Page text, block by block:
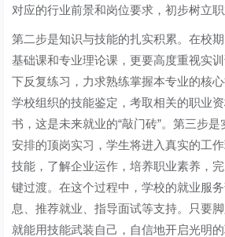
对应的行业前景和岗位要求，初步树立职
第二步是知识与技能的扎实积累。在校
基础课和专业理论课，更要高度重视实
下反复练习，力求熟练掌握本专业的核
学校组织的技能鉴定，考取相关的职业
书，这是未来就业的“敲门砖”。第三步
安排的顶岗实习，学生将进入真实的工
技能，了解企业运作，培养职业素养，
键过渡。在这个过程中，学校的就业服
息、推荐就业、指导面试等支持。只要
就能用技能武装自己，自信地开启光明的